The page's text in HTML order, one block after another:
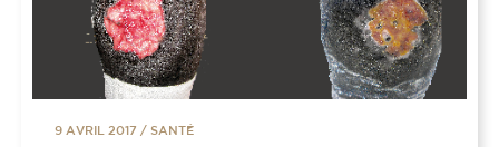
9 AVRIL 2017 /SANTÉ